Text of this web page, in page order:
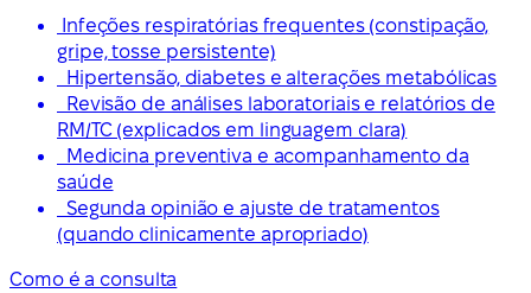
Infeções respiratórias frequentes (constipação,
gripe, tosse persistente)
Hipertensão, diabetes e alterações metabólicas
Revisão de análises laboratoriais e relatórios de
RM/TC (explicados em linguagem clara)
Medicina preventiva e acompanhamento da
saúde
Segunda opinião e ajuste de tratamentos
(quando clinicamente apropriado)
Como é a consulta